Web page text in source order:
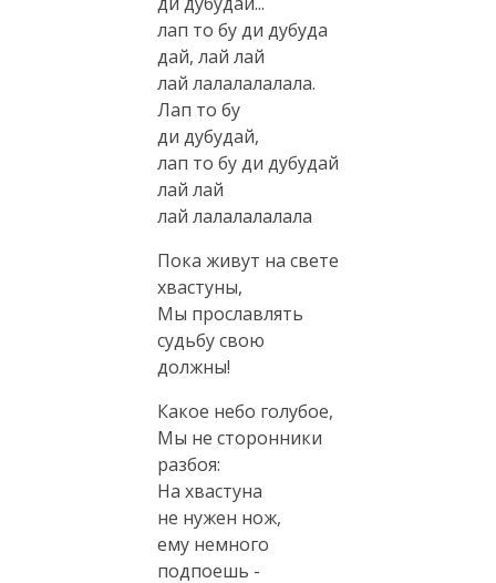
лап то бу ди дубуда
дай, лай лай
лай лалалалалала.
Лап то бу
ди дубудай,
лап то бу ди дубудай
лай лай
лай лалалалалала
Пока живут на свете
хвастуны,
Мы прославлять
судьбу свою
должны!
Какое небо голубое,
Мы не сторонники
разбоя:
На хвастуна
не нужен нож,
ему немного
подпоешь -